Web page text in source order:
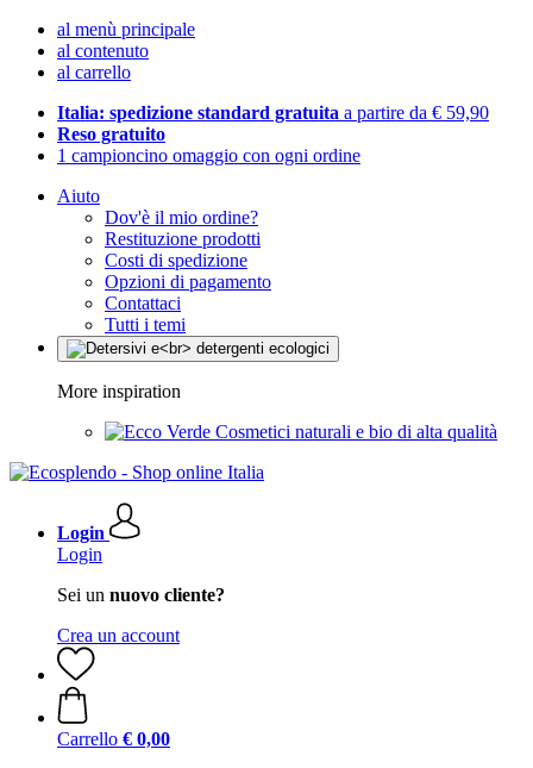
al menù principale
al contenuto
al carrello
Italia: spedizione standard gratuita a partire da € 59,90
Reso gratuito
1 campioncino omaggio con ogni ordine
Aiuto
Dov'è il mio ordine?
Restituzione prodotti
Costi di spedizione
Opzioni di pagamento
Contattaci
Tutti i temi
More inspiration
Cosmetici naturali e bio di alta qualità
Login
Login
Sei un nuovo cliente?
Crea un account
Carrello € 0,00